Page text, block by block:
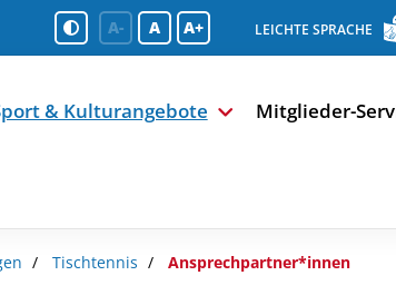
A- A A+ LEICHTE SPRACHE
& Kulturangebote Mitglieder-
Tischtennis Ansprechpartner*innen